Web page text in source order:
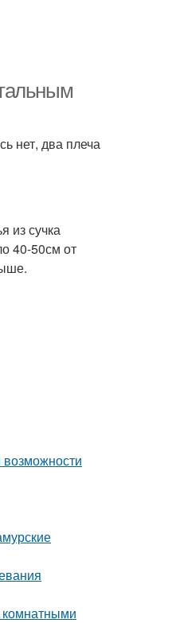
нет, два плеча
из сучка
40-50см от
комнатными